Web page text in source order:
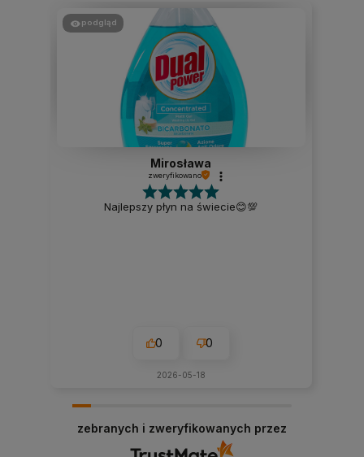
podgląd
Mirosława
zweryfikowano
Najlepszy płyn na świecie😊💯
0 0
2026-05-18
zebranych i zweryfikowanych przez